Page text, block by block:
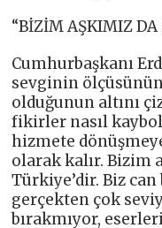
“BİZİM AŞKIMIZ DA
Cumhurbaşkanı
sevginin
olduğunun altını
fikirler nasıl
hizmete
olarak kalır. Bizim
Türkiye’dir. Biz
gerçekten çok
bırakmıyor,